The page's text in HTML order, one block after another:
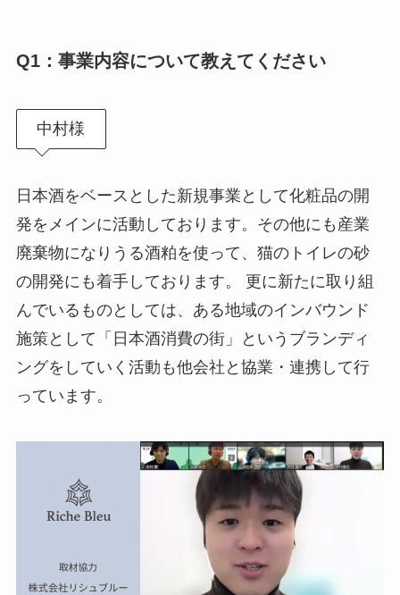
Q1：事業内容について教えてください
中村様
日本酒をベースとした新規事業として化粧品の開
発をメインに活動しております。その他にも産業
廃棄物になりうる酒粕を使って、猫のトイレの砂
の開発にも着手しております。 更に新たに取り組
んでいるものとしては、ある地域のインバウンド
施策として「日本酒消費の街」というブランディ
ングをしていく活動も他会社と協業・連携して行
っています。